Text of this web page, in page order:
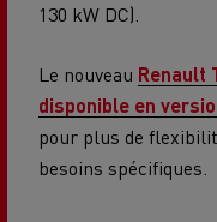
130 kW DC).
Le nouveau Renault
disponible en
pour plus de
besoins spécifiques.